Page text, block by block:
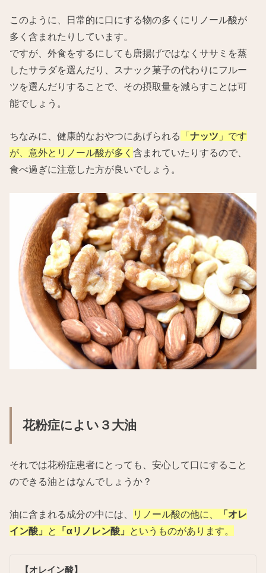
このように、日常的に口にする物の多くにリノール酸が
多く含まれたりしています。
ですが、外食をするにしても唐揚げではなくササミを蒸
したサラダを選んだり、スナック菓子の代わりにフルー
ツを選んだりすることで、その摂取量を減らすことは可
能でしょう。
ちなみに、健康的なおやつにあげられる 「ナッツ 」です
が、意外とリノール酸が多く含まれていたりするので、
食べ過ぎに注意した方が良いでしょう。
花粉症によい３大油
それでは花粉症患者にとっても、安心して口にすること
のできる油とはなんでしょうか？
油に含まれる成分の中には、 リノール酸の他に、
「オレ
イン酸」 と 「αリノレン酸」 というものがあります。
【オレイン酸】